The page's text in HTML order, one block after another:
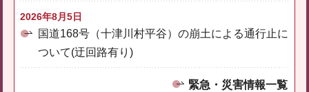
2026年8月5日
国道168号（十津川村平谷）の崩土による通行止に
ついて(迂回路有り)
緊急・災害情報一覧